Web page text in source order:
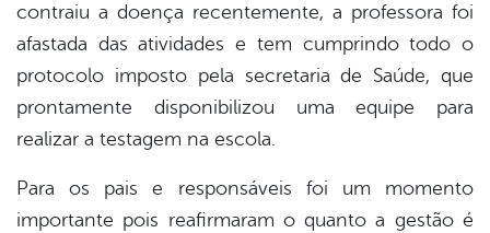
contraiu a doença recentemente, a professora foi
afastada das atividades e tem cumprindo todo o
protocolo imposto pela secretaria de Saúde, que
prontamente disponibilizou uma equipe para
realizar a testagem na escola.
Para os pais e responsáveis foi um momento
importante pois reafirmaram o quanto a gestão é